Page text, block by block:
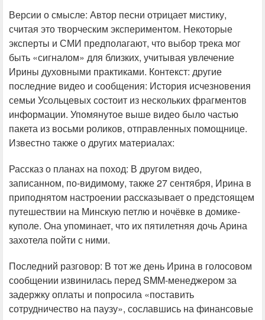
Версии о смысле: Автор песни отрицает мистику,
считая это творческим экспериментом. Некоторые
эксперты и СМИ предполагают, что выбор трека мог
быть «сигналом» для близких, учитывая увлечение
Ирины духовными практиками. Контекст: другие
последние видео и сообщения: История исчезновения
семьи Усольцевых состоит из нескольких фрагментов
информации. Упомянутое выше видео было частью
пакета из восьми роликов, отправленных помощнице.
Известно также о других материалах:
Рассказ о планах на поход: В другом видео,
записанном, по-видимому, также 27 сентября, Ирина в
приподнятом настроении рассказывает о предстоящем
путешествии на Минскую петлю и ночёвке в домике-
куполе. Она упоминает, что их пятилетняя дочь Арина
захотела пойти с ними.
Последний разговор: В тот же день Ирина в голосовом
сообщении извинилась перед SMM-менеджером за
задержку оплаты и попросила «поставить
сотрудничество на паузу», сославшись на финансовые